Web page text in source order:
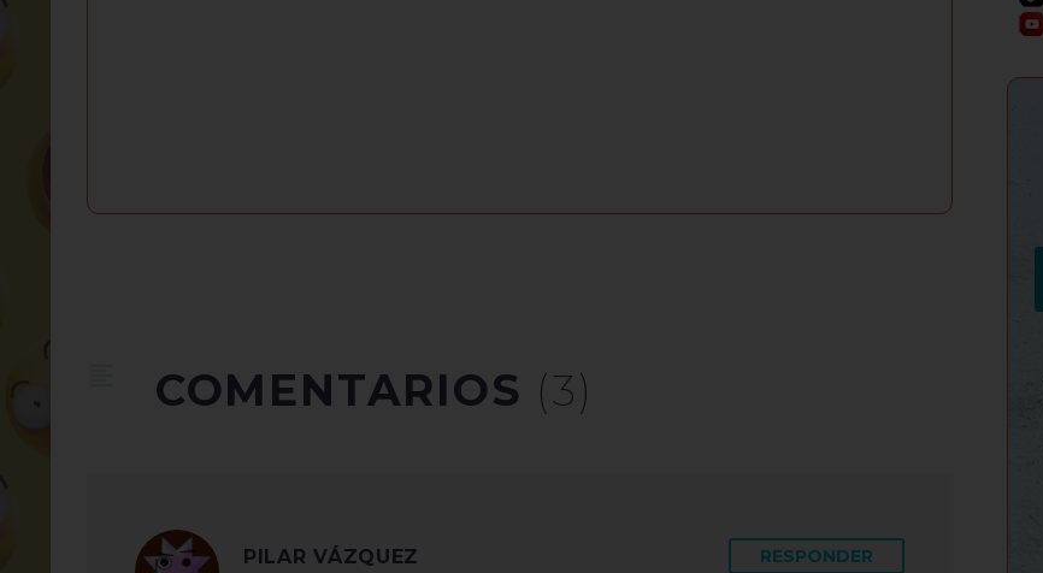
COMENTARIOS (3)
PILAR VÁZQUEZ RESPONDER